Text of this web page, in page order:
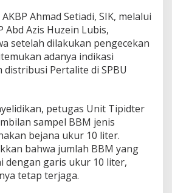
Ahmad Setiadi, SIK, melalui
Abd Azis Huzein Lubis,
setelah dilakukan pengecekan
adanya indikasi
distribusi Pertalite di SPBU
petugas Unit Tipidter
sampel BBM jenis
bejana ukur 10 liter.
bahwa jumlah BBM yang
dengan garis ukur 10 liter,
tetap terjaga.